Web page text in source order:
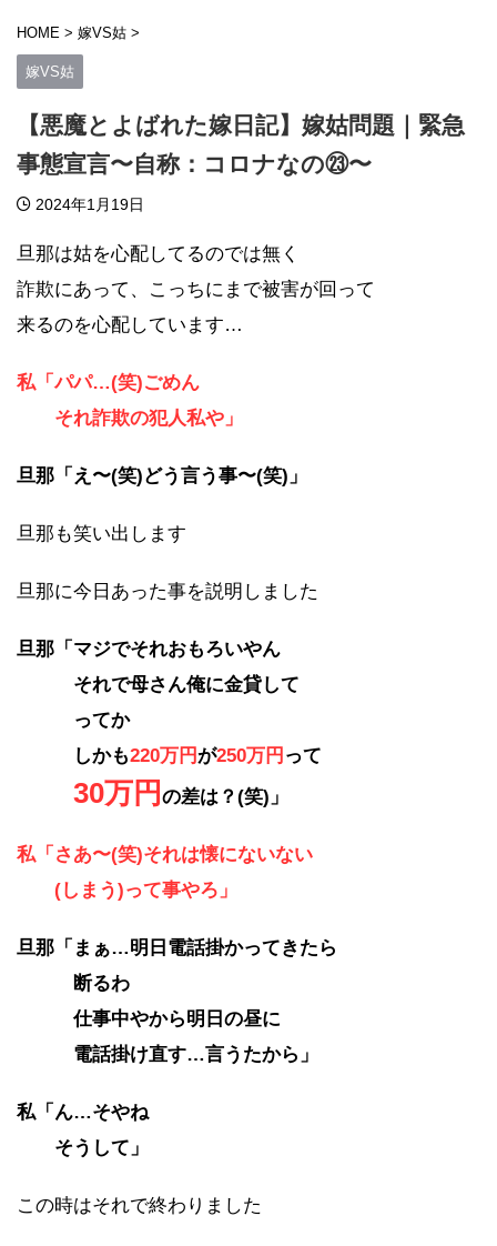
HOME > 嫁VS姑 >
嫁VS姑
【悪魔とよばれた嫁日記】嫁姑問題｜緊急
事態宣言〜自称：コロナなの㉓〜
2024年1月19日
旦那は姑を心配してるのでは無く
詐欺にあって、こっちにまで被害が回って
来るのを心配しています…
私「パパ…(笑)ごめん
それ詐欺の犯人私や」
旦那「え〜(笑)どう言う事〜(笑)」
旦那も笑い出します
旦那に今日あった事を説明しました
旦那「マジでそれおもろいやん
それで母さん俺に金貸して
ってか
しかも220万円が250万円 って
30万円 の差は？(笑)」
私「さあ〜(笑)それは懐にないない
(しまう)って事やろ」
旦那「まぁ…明日電話掛かってきたら
断るわ
仕事中やから明日の昼に
電話掛け直す…言うたから」
私「ん…そやね
そうして」
この時はそれで終わりました